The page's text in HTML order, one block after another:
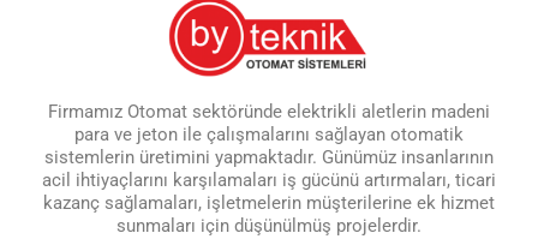
Firmamız Otomat sektöründe elektrikli aletlerin madeni
para ve jeton ile çalışmalarını sağlayan otomatik
sistemlerin üretimini yapmaktadır. Günümüz insanlarının
acil ihtiyaçlarını karşılamaları iş gücünü artırmaları, ticari
kazanç sağlamaları, işletmelerin müşterilerine ek hizmet
sunmaları için düşünülmüş projelerdir.